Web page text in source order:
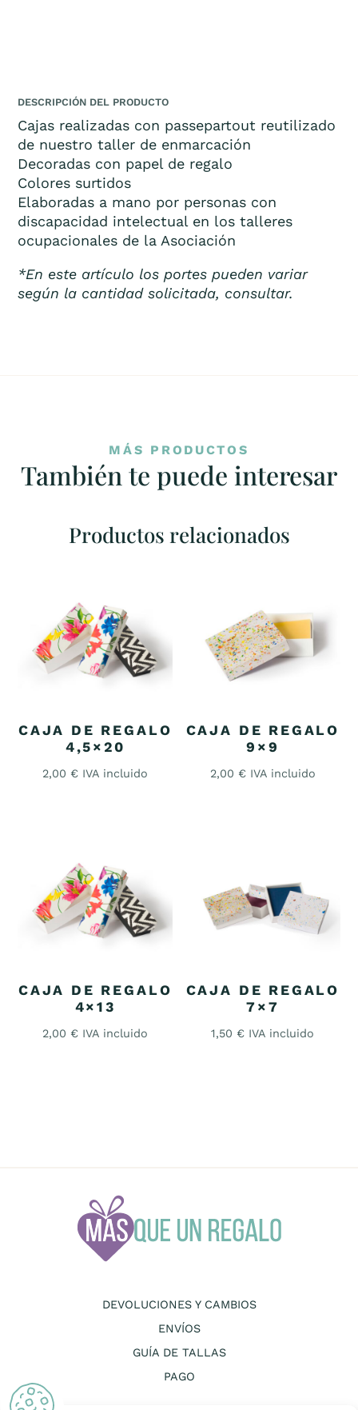
DESCRIPCIÓN DEL PRODUCTO
Cajas realizadas con passepartout reutilizado
de nuestro taller de enmarcación
Decoradas con papel de regalo
Colores surtidos
Elaboradas a mano por personas con
discapacidad intelectual en los talleres
ocupacionales de la Asociación
*En este artículo los portes pueden variar
según la cantidad solicitada, consultar.
MÁS PRODUCTOS
También te puede interesar
Productos relacionados
CAJA DE REGALO
4,5×20
2,00 € IVA incluido
CAJA DE REGALO
9×9
2,00 € IVA incluido
CAJA DE REGALO
4×13
2,00 € IVA incluido
CAJA DE REGALO
7×7
1,50 € IVA incluido
DEVOLUCIONES Y CAMBIOS
ENVÍOS
GUÍA DE TALLAS
PAGO